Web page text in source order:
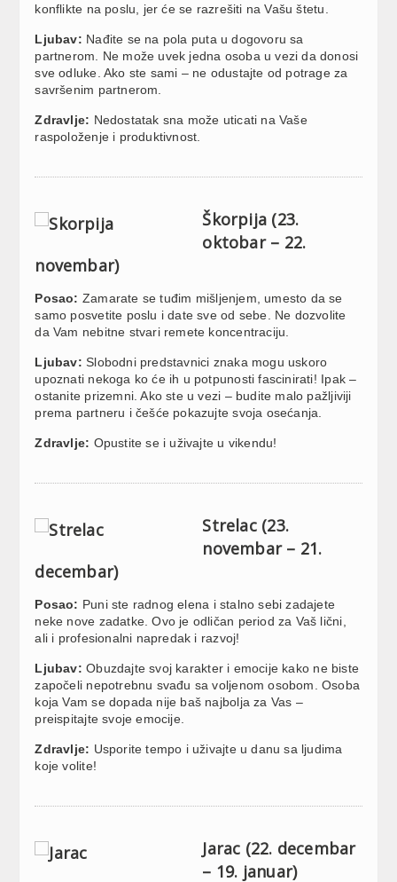
konflikte na poslu, jer će se razrešiti na Vašu štetu.
Ljubav: Nađite se na pola puta u dogovoru sa
partnerom. Ne može uvek jedna osoba u vezi da donosi
sve odluke. Ako ste sami – ne odustajte od potrage za
savršenim partnerom.
Zdravlje: Nedostatak sna može uticati na Vaše
raspoloženje i produktivnost.
Škorpija (23.
oktobar – 22.
novembar)
Posao: Zamarate se tuđim mišljenjem, umesto da se
samo posvetite poslu i date sve od sebe. Ne dozvolite
da Vam nebitne stvari remete koncentraciju.
Ljubav: Slobodni predstavnici znaka mogu uskoro
upoznati nekoga ko će ih u potpunosti fascinirati! Ipak –
ostanite prizemni. Ako ste u vezi – budite malo pažljiviji
prema partneru i češće pokazujte svoja osećanja.
Zdravlje: Opustite se i uživajte u vikendu!
Strelac (23.
novembar – 21.
decembar)
Posao: Puni ste radnog elena i stalno sebi zadajete
neke nove zadatke. Ovo je odličan period za Vaš lični,
ali i profesionalni napredak i razvoj!
Ljubav: Obuzdajte svoj karakter i emocije kako ne biste
započeli nepotrebnu svađu sa voljenom osobom. Osoba
koja Vam se dopada nije baš najbolja za Vas –
preispitajte svoje emocije.
Zdravlje: Usporite tempo i uživajte u danu sa ljudima
koje volite!
Jarac (22. decembar
– 19. januar)